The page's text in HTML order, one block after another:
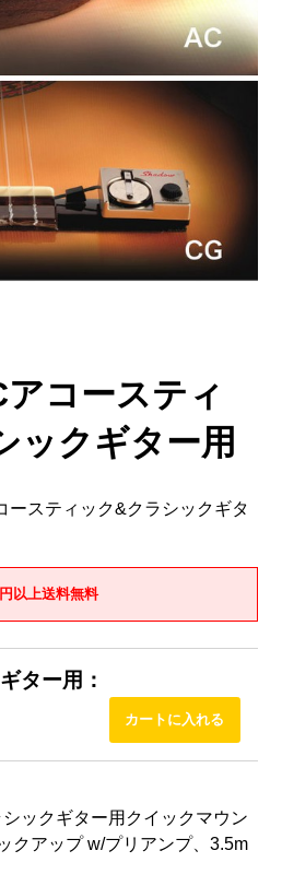
コースティ
ックギター用
ースティック&クラシックギタ
以上送料無料
ター用：
ックギター用クイックマウン
クアップ w/プリアンプ、3.5m